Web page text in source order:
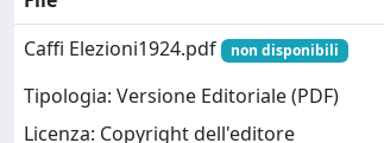
Caffi Elezioni1924.pdf
non disponibili
Tipologia: Versione Editoriale (PDF)
Licenza: Copyright dell'editore